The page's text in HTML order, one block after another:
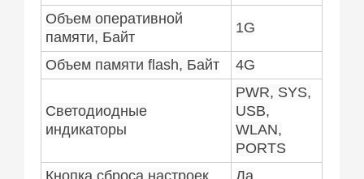
Объем оперативной
памяти, Байт
1G
Объем памяти flash, Байт 4G
Светодиодные
индикаторы
PWR, SYS,
USB,
WLAN,
PORTS
Кнопка сброса настроек
Да